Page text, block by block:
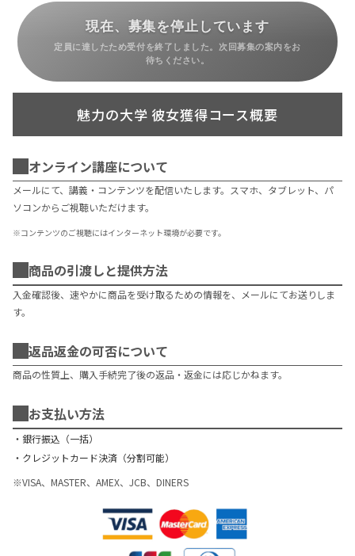
現在、募集を停止しています
定員に達したため受付を終了しました。次回募集の案内をお
待ちください。
魅力の大学 彼女獲得コース概要
オンライン講座について
メールにて、講義・コンテンツを配信いたします。スマホ、タブレット、パ
ソコンからご視聴いただけます。
※コンテンツのご視聴にはインターネット環境が必要です。
商品の引渡しと提供方法
入金確認後、速やかに商品を受け取るための情報を、メールにてお送りしま
す。
返品返金の可否について
商品の性質上、購入手続完了後の返品・返金には応じかねます。
お支払い方法
銀行振込（一括）
クレジットカード決済（分割可能）
※VISA、MASTER、AMEX、JCB、DINERS